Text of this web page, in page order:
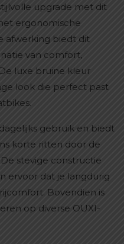
upgrade met dit
ergonomische
afwerking biedt dit
van comfort,
luxe bruine kleur
look die perfect past
gebruik en biedt
korte ritten door de
stevige constructie
ervoor dat je langdurig
Bovendien is
op diverse OUXI-